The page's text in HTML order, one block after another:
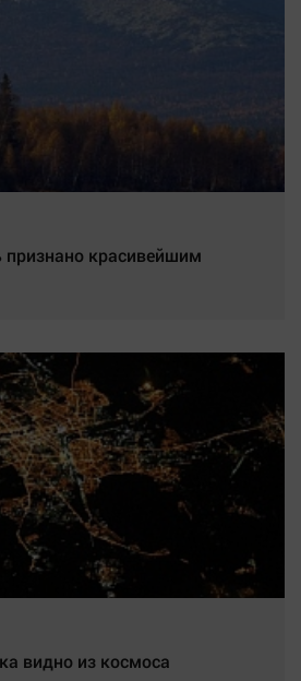
красивейшим
видно из космоса